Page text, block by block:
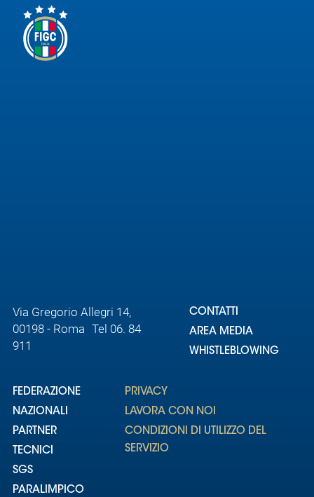
Via Gregorio Allegri 14,
00198 - Roma Tel 06. 84
911
CONTATTI
AREA MEDIA
WHISTLEBLOWING
FEDERAZIONE
NAZIONALI
PARTNER
TECNICI
SGS
PARALIMPICO
PRIVACY
LAVORA CON NOI
CONDIZIONI DI UTILIZZO DEL
SERVIZIO